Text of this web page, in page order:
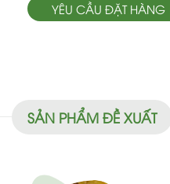
YÊU CẦU ĐẶT HÀNG
SẢN PHẨM ĐỀ XUẤT